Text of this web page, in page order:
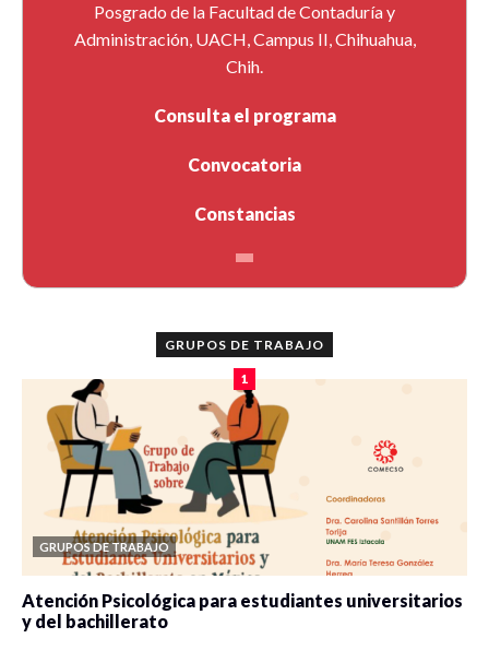
Posgrado de la Facultad de Contaduría y
Administración, UACH, Campus II, Chihuahua,
Chih.
Consulta el programa
Convocatoria
Constancias
GRUPOS DE TRABAJO
1
GRUPOS DE TRABAJO
Atención Psicológica para estudiantes universitarios
y del bachillerato